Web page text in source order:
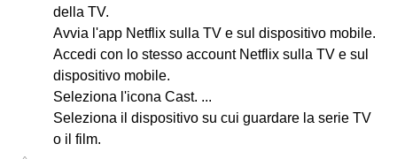
della TV.
Avvia l'app Netflix sulla TV e sul dispositivo mobile.
Accedi con lo stesso account Netflix sulla TV e sul
dispositivo mobile.
Seleziona l'icona Cast. ...
Seleziona il dispositivo su cui guardare la serie TV
o il film.